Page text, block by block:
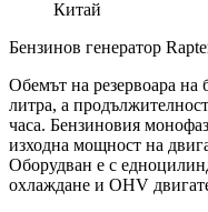
Китай
Бензинов генератор
Обемът на резервоара на
литра, а
часа. Бензиновия
изходна мощност на
Оборудван е с
охлаждане и OHV